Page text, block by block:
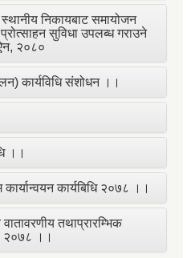
स्थानीय निकायबाट समायोजन
सुविधा उपलब्ध गराउने
२०८०
कार्यविधि संशोधन ।।
।।
कार्यबिधि २०७८ ।।
वातावरणीय तथाप्रारम्भिक
२०७८ ।।